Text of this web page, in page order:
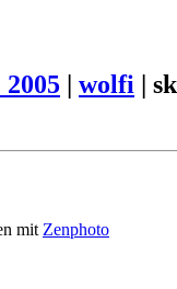
| wolfi |
mit Zenphoto